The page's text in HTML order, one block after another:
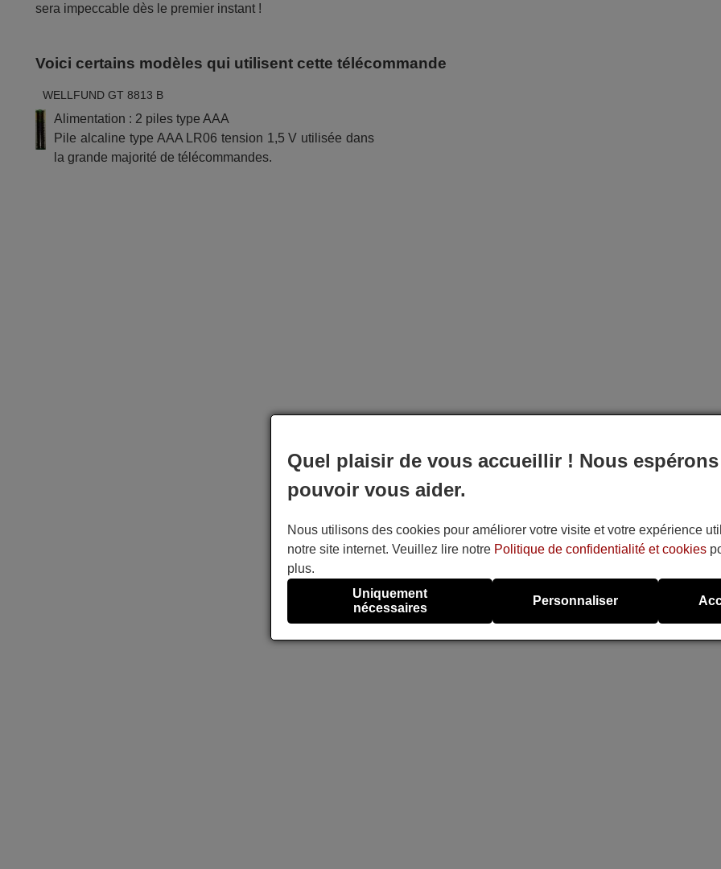
sera impeccable dès le premier instant !
Voici certains modèles qui utilisent cette télécommande
WELLFUND GT 8813 B
Alimentation : 2 piles type AAA
Pile alcaline type AAA LR06 tension 1,5 V utilisée dans
la grande majorité de télécommandes.
Quel plaisir de vous accueillir ! Nous espérons
pouvoir vous aider.
Nous utilisons des cookies pour améliorer votre visite et votre expérience
notre site internet. Veuillez lire notre Politique de confidentialité et cookies
plus.
Uniquement
nécessaires
Personnaliser